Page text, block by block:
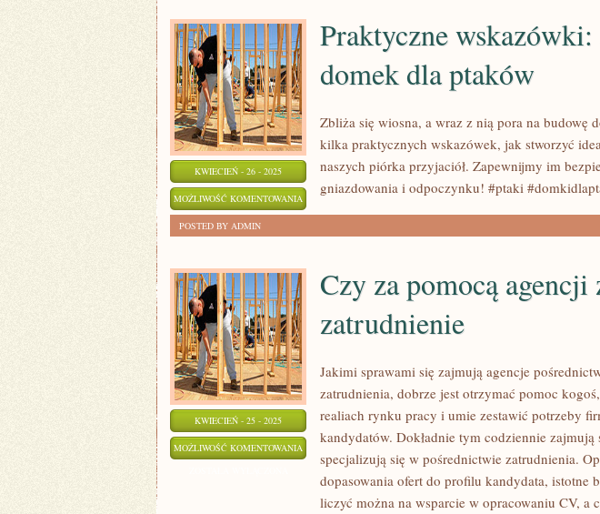
KWIECIEŃ - 26 - 2025
MOŻLIWOŚĆ KOMENTOWANIA PRAKTYCZNE
ZROBIĆ
DOMEK
PTAKÓW
ZOSTAŁA WYŁĄCZONA
Praktyczne
domek dla ptaków
Zbliża się wiosna, a wraz z nią pora na budowę
kilka praktycznych wskazówek, jak stworzyć
naszych piórka przyjaciół. Zapewnijmy im
gniazdowania i odpoczynku! #ptaki
POSTED BY ADMIN
KWIECIEŃ - 25 - 2025
MOŻLIWOŚĆ KOMENTOWANIA
POMOCĄ
Czy za pomocą agencji
zatrudnienie
Jakimi sprawami się zajmują agencje
zatrudnienia, dobrze jest otrzymać pomoc
realiach rynku pracy i umie zestawić potrzeby
kandydatów. Dokładnie tym codziennie
specjalizują się w pośrednictwie zatrudnienia.
dopasowania ofert do profilu kandydata, istotne
liczyć można na wsparcie w opracowaniu CV, a